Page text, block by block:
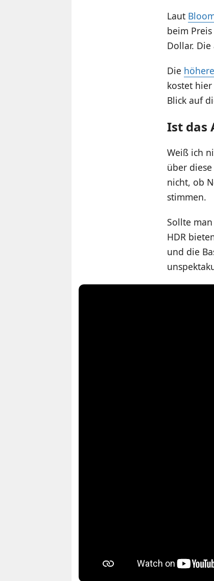
Laut
beim
Dollar.
Die
kostet
Blick auf
Ist das
Weiß ich
über
nicht, ob
stimmen.
Sollte
HDR
und die